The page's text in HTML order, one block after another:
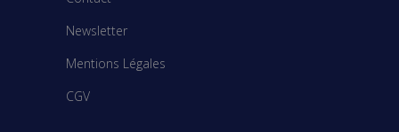
Newsletter
Mentions Légales
CGV